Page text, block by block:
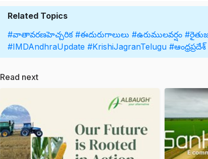
Related Topics
#వాతావరణహెచ్చరిక #ఈదురుగాలులు #ఉరుములవర్షం
#IMDAndhraUpdate #KrishiJagranTelugu #ఆంధ్రప్రదేశ్‌
Read next